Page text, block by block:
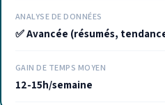
ANALYSE DE DONNÉES
✅ Avancée (résumés,
GAIN DE TEMPS MOYEN
12-15h/semaine